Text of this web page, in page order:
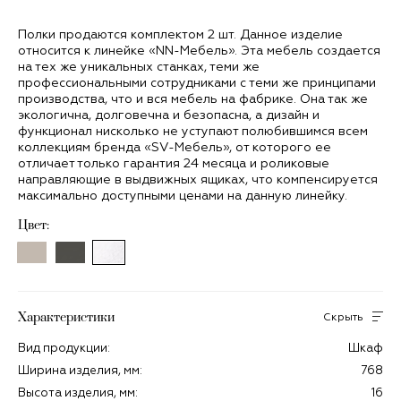
Полки продаются комплектом 2 шт. Данное изделие
относится к линейке «NN-Мебель». Эта мебель создается
на тех же уникальных станках, теми же
профессиональными сотрудниками с теми же принципами
производства, что и вся мебель на фабрике. Она так же
экологична, долговечна и безопасна, а дизайн и
функционал нисколько не уступают полюбившимся всем
коллекциям бренда «SV-Мебель», от которого ее
отличает только гарантия 24 месяца и роликовые
направляющие в выдвижных ящиках, что компенсируется
максимально доступными ценами на данную линейку.
Цвет:
Характеристики Скрыть
Вид продукции:
Шкаф
Ширина изделия, мм:
768
Высота изделия, мм:
16